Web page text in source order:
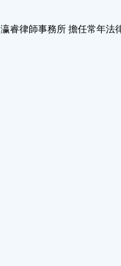
瀛睿律師事務所 擔任常年法